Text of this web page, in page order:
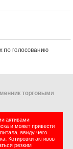
по голосованию
торговыми
активами
и может привести
ввиду чего
Котировки активов
резким